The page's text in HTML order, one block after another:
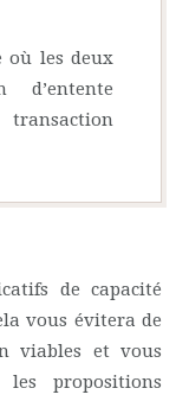
où les deux
de capacité
vous évitera de
viables et vous
propositions